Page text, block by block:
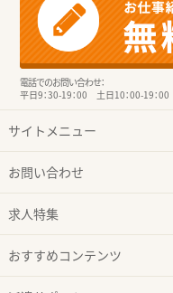
電話でのお問い合わせ：
平日9：30-19：00 土日10：00-19：00
サイトメニュー
お問い合わせ
求人特集
おすすめコンテンツ